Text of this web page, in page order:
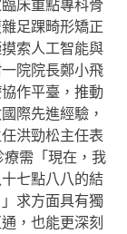
床重點專科骨
足踝畸形矯正
索人工智能與
院院長鄭小飛
作平臺，推動
際先進經驗，
洪勁松主任表
療需「現在，我
七點八八的結
求方面具有獨
，也能更深刻